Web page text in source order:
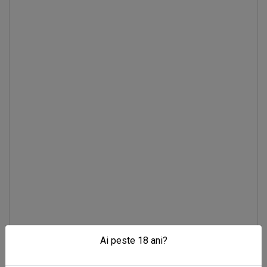
Ai peste 18 ani?